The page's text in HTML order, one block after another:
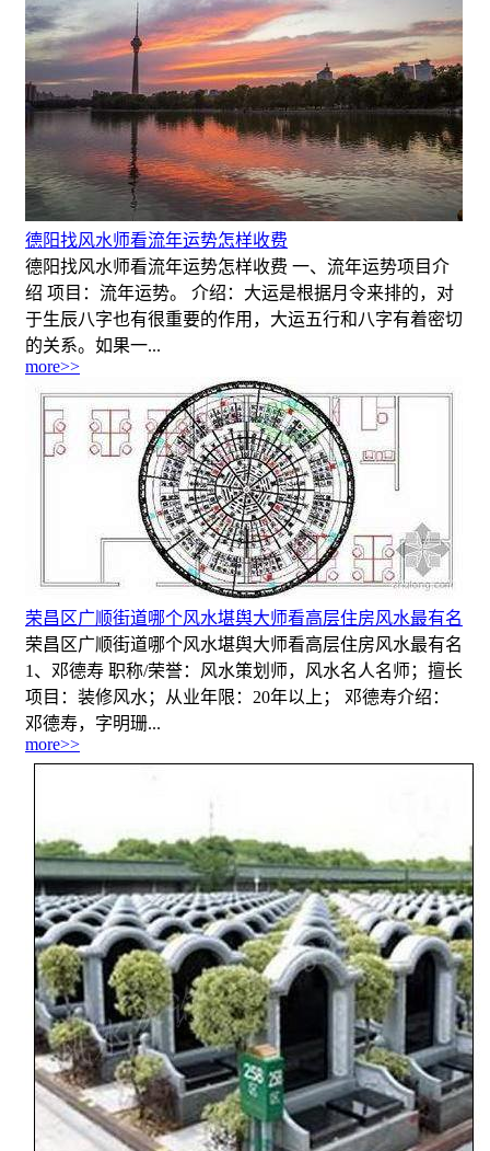
德阳找风水师看流年运势怎样收费
德阳找风水师看流年运势怎样收费 一、流年运势项目介
绍 项目：流年运势。 介绍：大运是根据月令来排的，对
于生辰八字也有很重要的作用，大运五行和八字有着密切
的关系。如果一...
more>>
荣昌区广顺街道哪个风水堪舆大师看高层住房风水最有名
荣昌区广顺街道哪个风水堪舆大师看高层住房风水最有名
1、邓德寿 职称/荣誉：风水策划师，风水名人名师；擅长
项目：装修风水；从业年限：20年以上； 邓德寿介绍：
邓德寿，字明珊...
more>>